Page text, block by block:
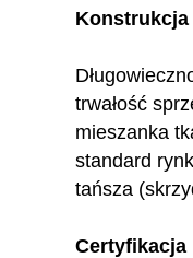
Konstrukcja
trwałość
mieszanka
standard
tańsza
Certyfikacja